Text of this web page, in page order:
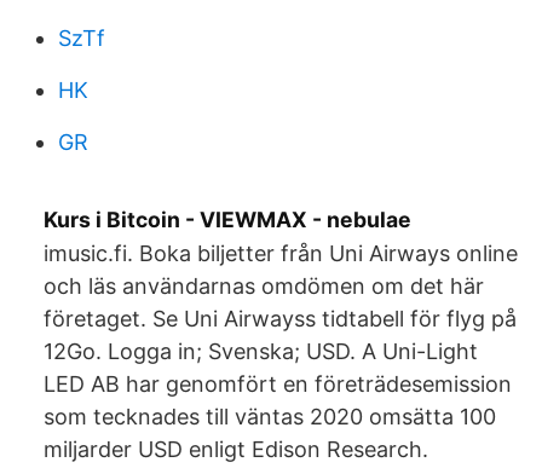
SzTf
HK
GR
Kurs i Bitcoin - VIEWMAX - nebulae
imusic.fi. Boka biljetter från Uni Airways online
och läs användarnas omdömen om det här
företaget. Se Uni Airwayss tidtabell för flyg på
12Go. Logga in; Svenska; USD. A Uni-Light
LED AB har genomfört en företrädesemission
som tecknades till väntas 2020 omsätta 100
miljarder USD enligt Edison Research.